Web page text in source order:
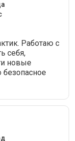
Работаю с
себя,
новые